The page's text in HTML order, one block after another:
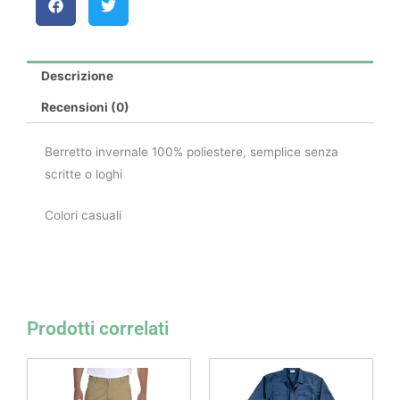
Descrizione
Recensioni (0)
Berretto invernale 100% poliestere, semplice senza
scritte o loghi
Colori casuali
Prodotti correlati